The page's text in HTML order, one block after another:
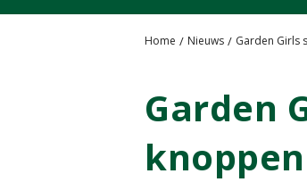
t
Home Nieuws Garden Girls
Garden
knoppen